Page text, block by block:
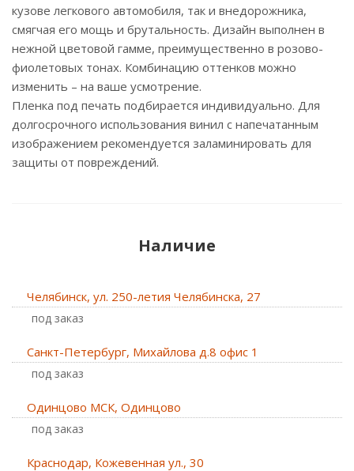
кузове легкового автомобиля, так и внедорожника,
смягчая его мощь и брутальность. Дизайн выполнен в
нежной цветовой гамме, преимущественно в розово-
фиолетовых тонах. Комбинацию оттенков можно
изменить – на ваше усмотрение.
Пленка под печать подбирается индивидуально. Для
долгосрочного использования винил с напечатанным
изображением рекомендуется заламинировать для
защиты от повреждений.
Наличие
Челябинск, ул. 250-летия Челябинска, 27
Под заказ
Санкт-Петербург, Михайлова д.8 офис 1
Под заказ
Одинцово МСК, Одинцово
Под заказ
Краснодар, Кожевенная ул., 30